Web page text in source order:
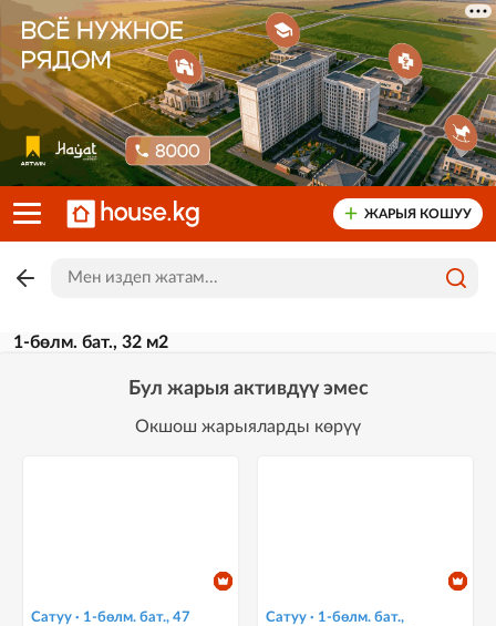
ЖАРЫЯ КОШУУ
1-бөлм. бат., 32 м2
Бул жарыя активдүү эмес
Окшош жарыяларды көрүү
Сатуу · 1-бөлм. бат., 47
Сатуу · 1-бөлм. бат.,